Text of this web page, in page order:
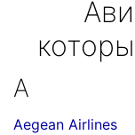
A
Aegean Airlines